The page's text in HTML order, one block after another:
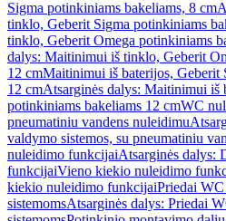
Sigma potinkiniams bakeliams, 8 cm
tinklo, Geberit Sigma potinkiniams
tinklo, Geberit Omega potinkiniams
dalys: Maitinimui iš tinklo, Geberit
12 cmMaitinimui iš baterijos, Geberit
12 cmAtsarginės dalys: Maitinimui iš
potinkiniams bakeliams 12 cmWC
pneumatiniu vandens nuleidimu
valdymo sistemos, su pneumatiniu
nuleidimo funkcijaiAtsarginės dalys:
funkcijaiVieno kiekio nuleidimo
kiekio nuleidimo funkcijaiPriedai
sistemomsAtsarginės dalys: Priedai